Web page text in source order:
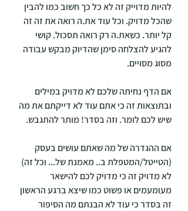
להיות מדוייק זה לא כל כך חשוב כמו להבין
שהכל מדויק. וכל עוד את.ה רואה את זה זה
קל יותר. כשאת.ה רק רואה תסכול. קושי
להגיע להצלחה סימן שהדיוק מבקש עבודה
מסוג מסויים.
אם הדף נחיתה שלכם לא מדויק במילים
ובתוצאות זה כי אתם עוד לא דייקתם את מה
שיש לכם לומר. וזה בסדר! מותר להתגבש.
אם ההגדרה של מה שאתם עושים בעסק
(הטייטל/המטפלת ב.. מאמנת של... וכל זה)
לא מדויק זה כי מדויק לכם להישאר
מעומעמים או פשוט כמו שיצא ברגע הראשון
זה בסדר כי עוד לא הבנתם מה הסיפור